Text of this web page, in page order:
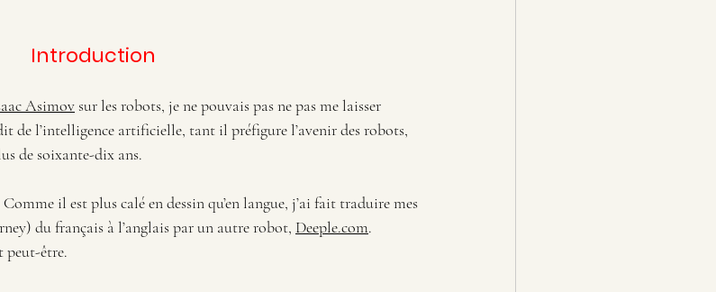
Introduction
Asimov sur les robots, je ne pouvais pas ne pas me laisser
de l’intelligence artificielle, tant il préfigure l’avenir des robots,
de soixante-dix ans.
Comme il est plus calé en dessin qu’en langue, j’ai fait traduire mes
du français à l’anglais par un autre robot, Deeple.com.
peut-être.